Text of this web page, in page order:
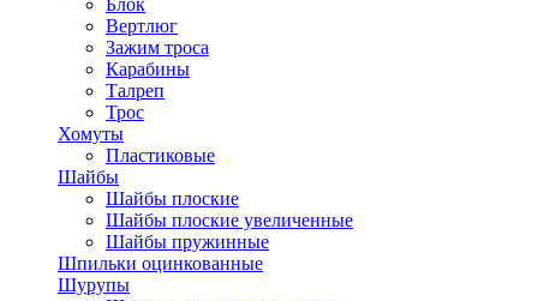
Блок
Вертлюг
Зажим троса
Карабины
Талреп
Трос
Хомуты
Пластиковые
Шайбы
Шайбы плоские
Шайбы плоские увеличенные
Шайбы пружинные
Шпильки оцинкованные
Шурупы